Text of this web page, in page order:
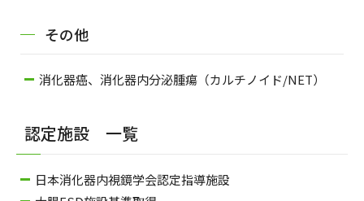
その他
消化器癌、消化器内分泌腫瘍（カルチノイド/NET）
認定施設 一覧
日本消化器内視鏡学会認定指導施設